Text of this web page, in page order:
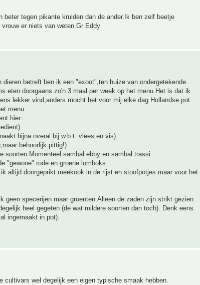
beter tegen pikante kruiden dan de ander.Ik ben zelf beetje
er niets van weten.Gr Eddy
dieren betreft ben ik een "exoot",ten huize van ondergetekende
eten doorgaans zo'n 3 maal per week op het menu.Het is dat ik
lekker vind,anders mocht het voor mij elke dag.Hollandse pot
menu.
hier:
bijna overal bij w.b.t. vlees en vis)
behoorlijk pittig!)
soorten.Momenteel sambal ebby en sambal trassi.
"gewone" rode en groene lomboks.
altijd doorgeprikt meekook in de rijst en stoofpotjes maar voor het
geen specerijen maar groenten.Alleen de zaden zijn strikt gezien
heel gegeten (de wat mildere soorten dan toch). Denk eens
ingemaakt in pot).
cultivars wel degelijk een eigen typische smaak hebben.